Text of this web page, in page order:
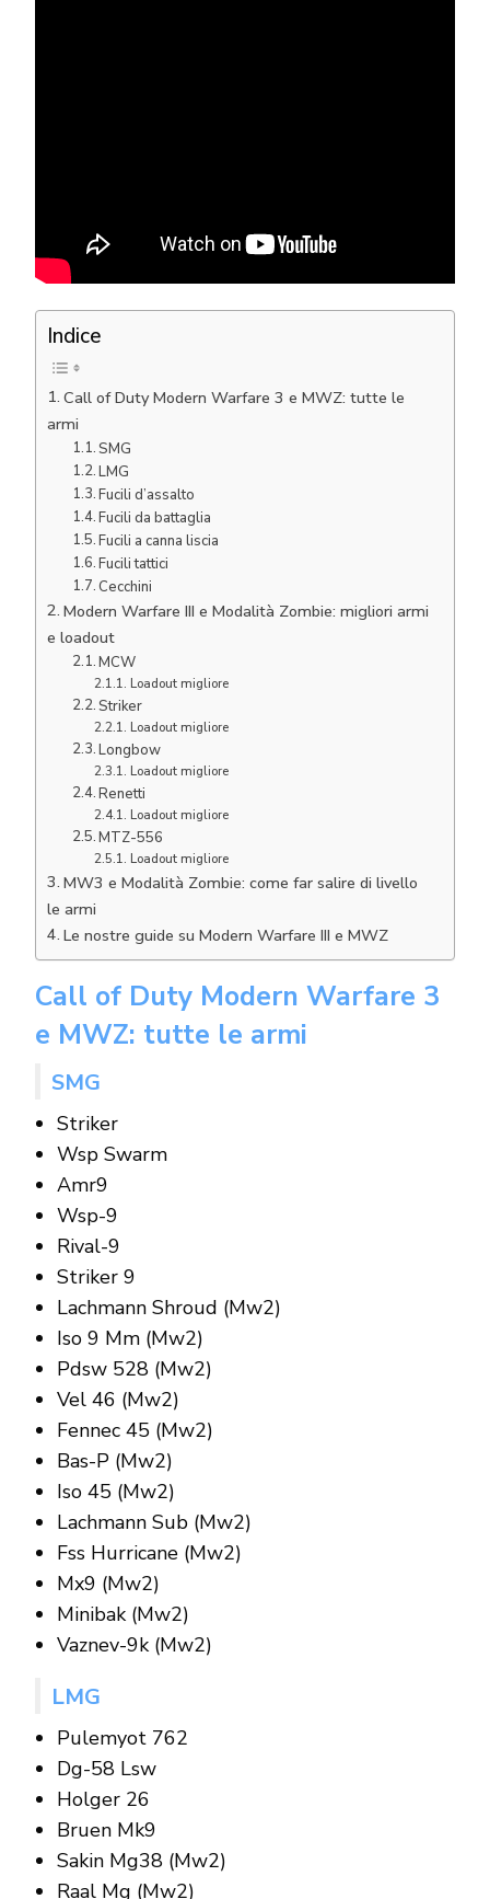
Indice
Call of Duty Modern Warfare 3 e MWZ: tutte le
armi
SMG
LMG
Fucili d’assalto
Fucili da battaglia
Fucili a canna liscia
Fucili tattici
Cecchini
Modern Warfare III e Modalità Zombie: migliori armi
e loadout
MCW
Loadout migliore
Striker
Loadout migliore
Longbow
Loadout migliore
Renetti
Loadout migliore
MTZ-556
Loadout migliore
MW3 e Modalità Zombie: come far salire di livello
le armi
Le nostre guide su Modern Warfare III e MWZ
Call of Duty Modern Warfare 3
e MWZ: tutte le armi
SMG
Striker
Wsp Swarm
Amr9
Wsp-9
Rival-9
Striker 9
Lachmann Shroud (Mw2)
Iso 9 Mm (Mw2)
Pdsw 528 (Mw2)
Vel 46 (Mw2)
Fennec 45 (Mw2)
Bas-P (Mw2)
Iso 45 (Mw2)
Lachmann Sub (Mw2)
Fss Hurricane (Mw2)
Mx9 (Mw2)
Minibak (Mw2)
Vaznev-9k (Mw2)
LMG
Pulemyot 762
Dg-58 Lsw
Holger 26
Bruen Mk9
Sakin Mg38 (Mw2)
Raal Mg (Mw2)